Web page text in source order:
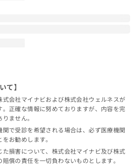
て】
会社マイナビおよび株式会社ウェルネスが
正確な情報に努めておりますが、内容を完
ません。
で受診を希望される場合は、必ず医療機関
お勧めします。
た損害について、株式会社マイナビ及び株式
償の責任を一切負わないものとします。